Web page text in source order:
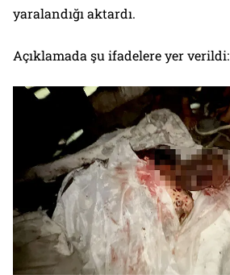
yaralandığı aktardı.
Açıklamada şu ifadelere yer verildi: